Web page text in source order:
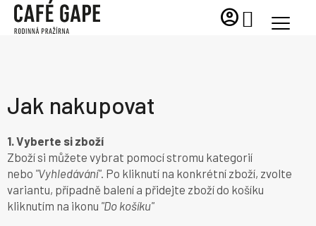
Přejít
account_circle
NÁKUPNÍ
KOŠÍK
Jak nakupovat
1. Vyberte si zboží
Zboží si můžete vybrat pomocí stromu kategorií
nebo "Vyhledávání". Po kliknutí na konkrétní zboží, zvolte
variantu, případně balení a přidejte zboží do košíku
kliknutím na ikonu "Do košíku"